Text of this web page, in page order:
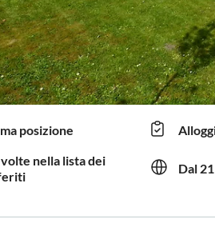
posizione
nella lista dei
Dal